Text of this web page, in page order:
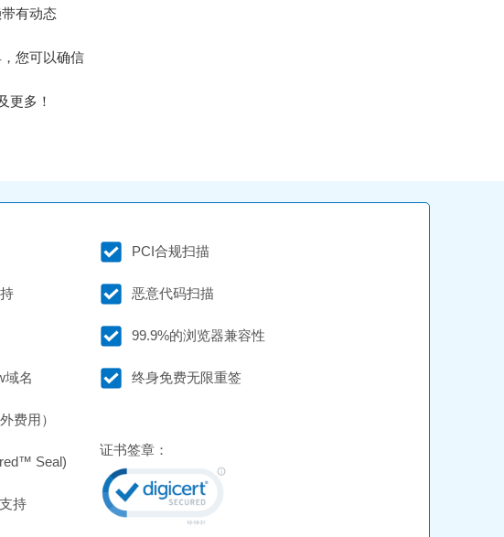
有动态
您可以确信
更多！
PCI合规扫描
恶意代码扫描
99.9%的浏览器兼容性
域名 终身免费无限重签
费用）
Seal)
持
证书签章：